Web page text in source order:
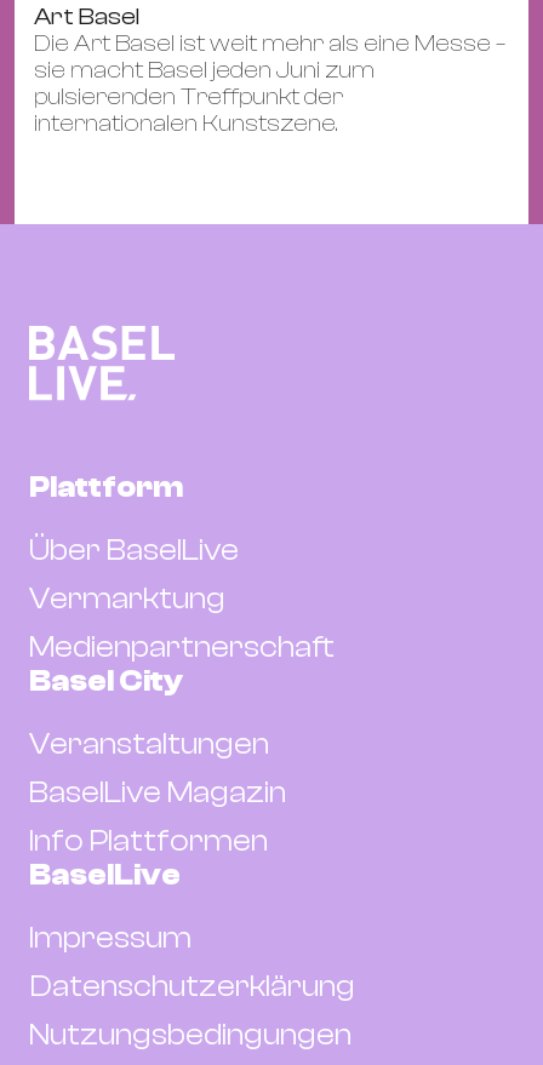
Art Basel
Die Art Basel ist weit mehr als eine Messe –
sie macht Basel jeden Juni zum
pulsierenden Treffpunkt der
internationalen Kunstszene.
Plattform
Über BaselLive
Vermarktung
Medienpartnerschaft
Basel City
Veranstaltungen
BaselLive Magazin
Info Plattformen
BaselLive
Impressum
Datenschutzerklärung
Nutzungsbedingungen